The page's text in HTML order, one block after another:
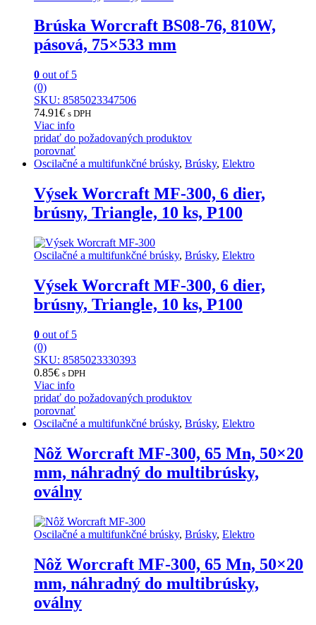
Brúska Worcraft BS08-76, 810W,
pásová, 75×533 mm
0 out of 5
(0)
SKU: 8585023347506
74.91€ s DPH
Viac info
pridať do požadovaných produktov
porovnať
Oscilačné a multifunkčné brúsky, Brúsky, Elektro
Výsek Worcraft MF-300, 6 dier,
brúsny, Triangle, 10 ks, P100
Oscilačné a multifunkčné brúsky, Brúsky, Elektro
Výsek Worcraft MF-300, 6 dier,
brúsny, Triangle, 10 ks, P100
0 out of 5
(0)
SKU: 8585023330393
0.85€ s DPH
Viac info
pridať do požadovaných produktov
porovnať
Oscilačné a multifunkčné brúsky, Brúsky, Elektro
Nôž Worcraft MF-300, 65 Mn, 50×20
mm, náhradný do multibrúsky,
oválny
Oscilačné a multifunkčné brúsky, Brúsky, Elektro
Nôž Worcraft MF-300, 65 Mn, 50×20
mm, náhradný do multibrúsky,
oválny